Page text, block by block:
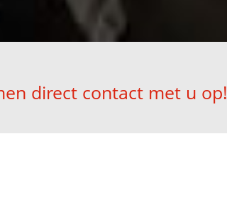
direct contact met u op!